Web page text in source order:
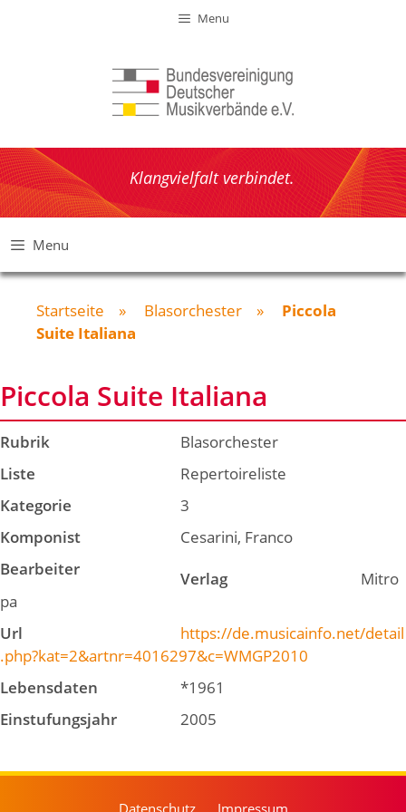
Menu
Klangvielfalt verbindet.
Menu
Startseite » Blasorchester » Piccola
Suite Italiana
Piccola Suite Italiana
Rubrik
Blasorchester
Liste
Repertoireliste
Kategorie
3
Komponist
Cesarini, Franco
Bearbeiter
Verlag
Mitro
pa
Url
https://de.musicainfo.net/detail
.php?kat=2&artnr=4016297&c=WMGP2010
Lebensdaten
*1961
Einstufungsjahr
2005
Datenschutz Impressum